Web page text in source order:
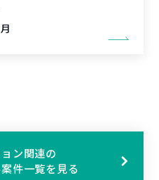
ン関連の
件一覧を見る